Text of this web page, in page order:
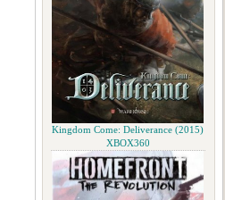
Kingdom Come: Deliverance (2015)
XBOX360